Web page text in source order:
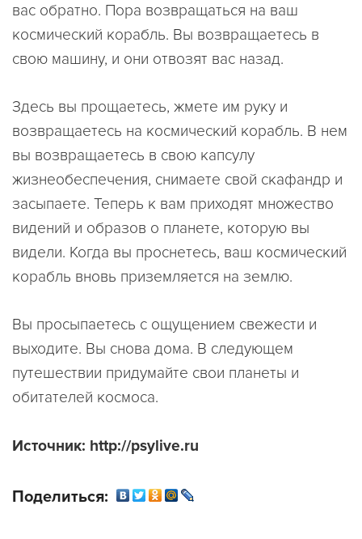
вас обратно. Пора возвращаться на ваш
космический корабль. Вы возвращаетесь в
свою машину, и они отвозят вас назад.
Здесь вы прощаетесь, жмете им руку и
возвращаетесь на космический корабль. В нем
вы возвращаетесь в свою капсулу
жизнеобеспечения, снимаете свой скафандр и
засыпаете. Теперь к вам приходят множество
видений и образов о планете, которую вы
видели. Когда вы проснетесь, ваш космический
корабль вновь приземляется на землю.
Вы просыпаетесь с ощущением свежести и
выходите. Вы снова дома. В следующем
путешествии придумайте свои планеты и
обитателей космоса.
Источник: http://psylive.ru
Поделиться: